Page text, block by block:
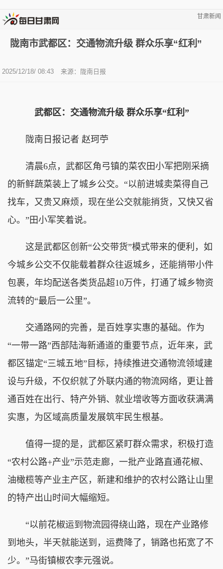
甘肃新闻
陇南市武都区：交通物流升级 群众乐享“红利”
2025/12/18/ 08:43 来源：陇南日报
武都区：交通物流升级 群众乐享“红利”
陇南日报记者 赵珂苧
清晨6点，武都区角弓镇的菜农田小军把刚采摘
的新鲜蔬菜装上了城乡公交。“以前进城卖菜得自己
找车，又贵又麻烦，现在坐公交就能捎货，又快又省
心。”田小军笑着说。
这是武都区创新“公交带货”模式带来的便利，如
今城乡公交不仅能载着群众往返城乡，还能捎带小件
包裹，年均配送各类货品超10万件，打通了城乡物资
流转的“最后一公里”。
交通路网的完善，是百姓享实惠的基础。作为
“一带一路”西部陆海新通道的重要节点，近年来，武
都区锚定“三城五地”目标，持续推进交通物流领域建
设与升级，不仅织就了外联内通的物流网络，更让普
通百姓在出行、特产外销、就业增收等方面收获满满
实惠，为区域高质量发展筑牢民生根基。
值得一提的是，武都区紧盯群众需求，积极打造
“农村公路+产业”示范走廊，一批产业路直通花椒、
油橄榄等产业主产区，新建和维护的农村公路让山里
的特产出山时间大幅缩短。
“以前花椒运到物流园得绕山路，现在产业路修
到地头，半天就能送到，运费降了，销路也拓宽了不
少。”马街镇椒农李元强说。